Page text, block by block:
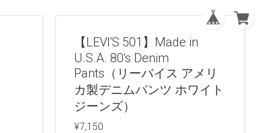
【LEVI'S 501】Made in
U.S.A. 80's Denim
Pants（リーバイス アメリ
カ製デニムパンツ ホワイト
ジーンズ）
¥7,150